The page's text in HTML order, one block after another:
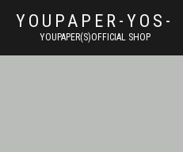
YOUPAPER-YOS-
YOUPAPER(S)OFFICIAL SHOP